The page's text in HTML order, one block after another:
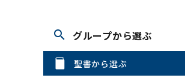
新改訳
ドイツ語
ジッパー付き聖書カバー
パスケース・ネクタイピン
聖書通読
「な行」から選ぶ
search グループから選ぶ
聖書から選ぶ